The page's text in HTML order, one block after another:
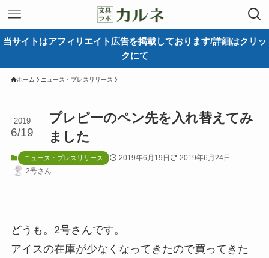
当サイトはアフィリエイト広告を掲載しております/詳細はクリッ
クにて
ホーム ニュース・プレスリリース
プレピーのペン先を入れ替えてみ
ました
2019
6/19
ニュース・プレスリリース 2019年6月19日
2019年6月24日
2号さん
どうも。2号さんです。
アイスの在庫が少なくなってきたので買ってきた